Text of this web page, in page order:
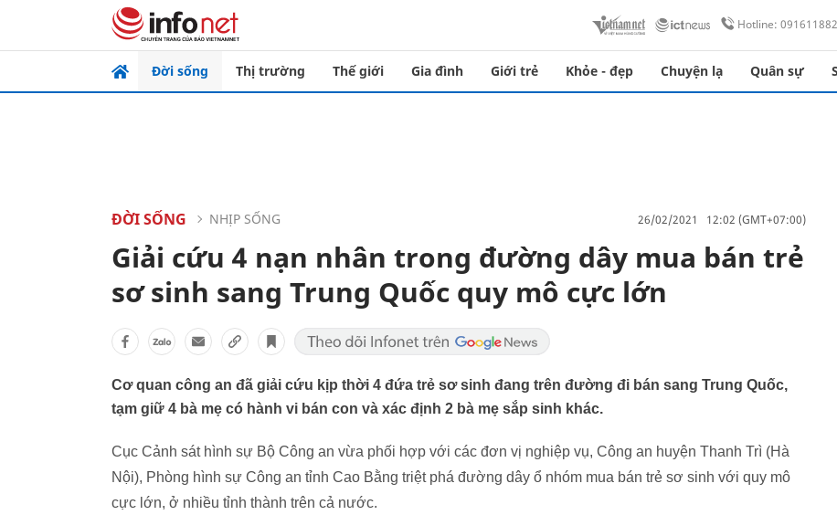
Hotline:
Đời sống Thị trường Thế giới Gia đình Giới trẻ Khỏe - đẹp Chuyện lạ Quân sự
ĐỜI SỐNG NHỊP SỐNG 26/02/2021 12:02 (GMT+07:00)
Giải cứu 4 nạn nhân trong đường dây mua bán trẻ
sơ sinh sang Trung Quốc quy mô cực lớn
Cơ quan công an đã giải cứu kịp thời 4 đứa trẻ sơ sinh đang trên đường đi bán sang Trung Quốc,
tạm giữ 4 bà mẹ có hành vi bán con và xác định 2 bà mẹ sắp sinh khác.
Cục Cảnh sát hình sự Bộ Công an vừa phối hợp với các đơn vị nghiệp vụ, Công an huyện Thanh Trì (Hà
Nội), Phòng hình sự Công an tỉnh Cao Bằng triệt phá đường dây ổ nhóm mua bán trẻ sơ sinh với quy mô
cực lớn, ở nhiều tỉnh thành trên cả nước.